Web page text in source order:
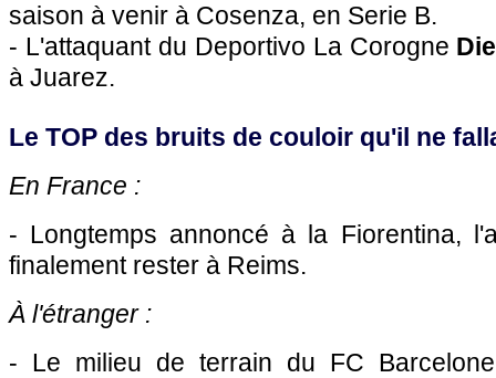
saison à venir à Cosenza, en Serie B.
- L'attaquant du Deportivo La Corogne
à Juarez.
Le TOP des bruits de couloir qu'il ne
En France :
- Longtemps annoncé à la Fiorentina,
finalement rester à Reims.
À l'étranger :
- Le milieu de terrain du FC Barcelone